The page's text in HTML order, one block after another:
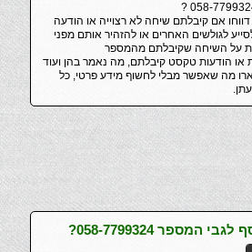
אם קיבלתם שיחה לא רצוייה או הודעה
לגולשים האחרים או להזהיר אותם מפני
על השיחה שקיבלתם מהמספר
שיחות או הודעות טקסט קיבלתם, מה נאמר בהן ועוד
מה שאפשר מבלי לחשוף מידע פרטי, כל
המספר 058-7799324?